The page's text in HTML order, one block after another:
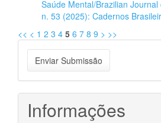
Saúde Mental/Brazilian
n. 53 (2025): Cadernos
<< < 1 2 3 4 5 6 7 8 9 > >>
Enviar
Submissão
Enviar Submissão
Informações